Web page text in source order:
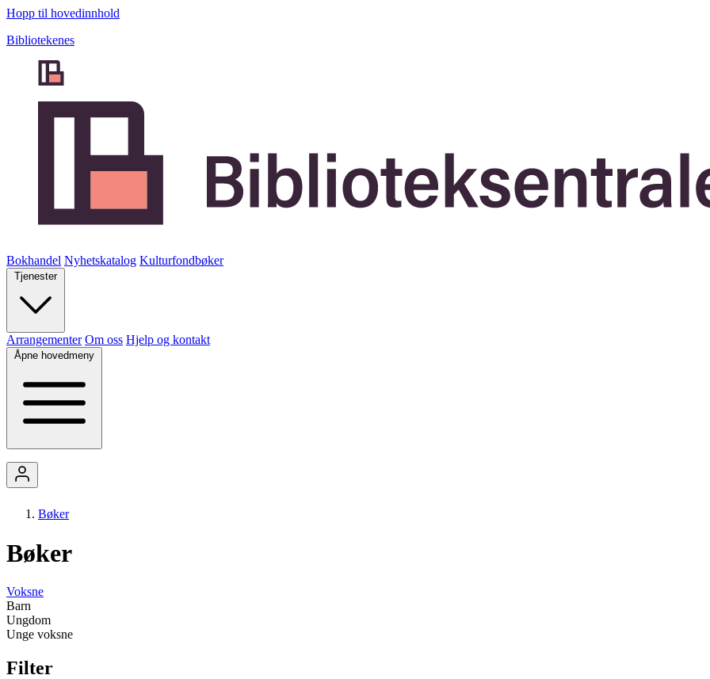
Hopp til hovedinnhold
Bibliotekenes
Bokhandel Nyhetskatalog Kulturfondbøker
Tjenester
Arrangementer Om oss Hjelp og kontakt
Åpne hovedmeny
Bøker
Bøker
Voksne
Barn
Ungdom
Unge voksne
Filter